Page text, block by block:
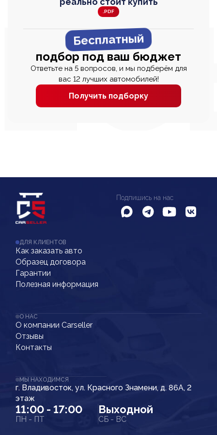
.PDF
Бесплатный
подбор под ваш бюджет
Ответьте на 5 вопросов, и мы подберём для
вас 12 лучших автомобилей!
Получить подборку
Подпишись на нас
ДЛЯ КЛИЕНТОВ
Как заказать авто
Образец договора
Гарантии
Полезная информация
О НАС
О компании Carseller
Отзывы
Контакты
МЫ НАХОДИМСЯ
г. Владивосток, ул. Красного Знамени, д. 86А, 2
этаж
11:00 - 17:00
ПН - ПТ
Выходной
СБ - ВС